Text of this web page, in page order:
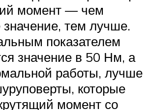
момент — чем
тем лучше.
показателем
значение в 50 Нм, а
работы, лучше
которые
момент со